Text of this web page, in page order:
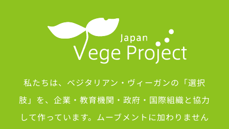
私たちは、ベジタリアン・ヴィーガンの「選択
肢」を、企業・教育機関・政府・国際組織と協力
して作っています。ムーブメントに加わりません